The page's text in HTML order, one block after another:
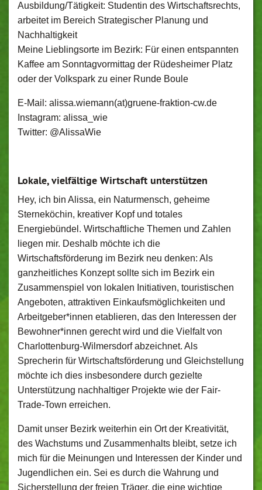
Ausbildung/Tätigkeit: Studentin des Wirtschaftsrechts,
arbeitet im Bereich Strategischer Planung und
Nachhaltigkeit
Meine Lieblingsorte im Bezirk: Für einen entspannten
Kaffee am Sonntagvormittag der Rüdesheimer Platz
oder der Volkspark zu einer Runde Boule
E-Mail: alissa.wiemann(at)gruene-fraktion-cw.de
Instagram: alissa_wie
Twitter: @AlissaWie
Lokale, vielfältige Wirtschaft unterstützen
Hey, ich bin Alissa, ein Naturmensch, geheime
Sterneköchin, kreativer Kopf und totales
Energiebündel. Wirtschaftliche Themen und Zahlen
liegen mir. Deshalb möchte ich die
Wirtschaftsförderung im Bezirk neu denken: Als
ganzheitliches Konzept sollte sich im Bezirk ein
Zusammenspiel von lokalen Initiativen, touristischen
Angeboten, attraktiven Einkaufsmöglichkeiten und
Arbeitgeber*innen etablieren, das den Interessen der
Bewohner*innen gerecht wird und die Vielfalt von
Charlottenburg-Wilmersdorf abzeichnet. Als
Sprecherin für Wirtschaftsförderung und Gleichstellung
möchte ich dies insbesondere durch gezielte
Unterstützung nachhaltiger Projekte wie der Fair-
Trade-Town erreichen.
Damit unser Bezirk weiterhin ein Ort der Kreativität,
des Wachstums und Zusammenhalts bleibt, setze ich
mich für die Meinungen und Interessen der Kinder und
Jugendlichen ein. Sei es durch die Wahrung und
Sicherstellung der freien Träger, die eine wichtige